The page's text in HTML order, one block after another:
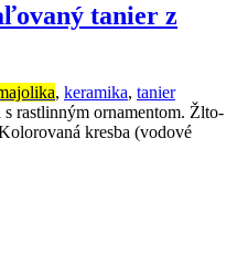
tanier z
, keramika, tanier
rastlinným ornamentom. Žlto-
kresba (vodové